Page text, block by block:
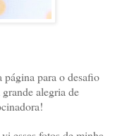
página para o desafio
alegria de